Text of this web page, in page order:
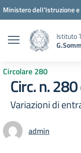
Vai ai contenuti
Vai al menu di
Vai al footer
Ministero dell'Istruzione
Istituto
Circolare 280
Circ. n.
Variazioni di
admin